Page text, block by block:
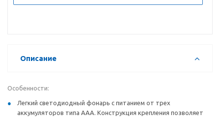
Описание
Особенности:
Легкий светодиодный фонарь с питанием от трех
аккумуляторов типа ААА. Конструкция крепления позволяет